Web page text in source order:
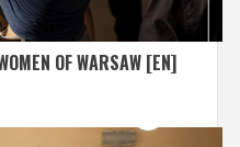
OF WARSAW [EN]